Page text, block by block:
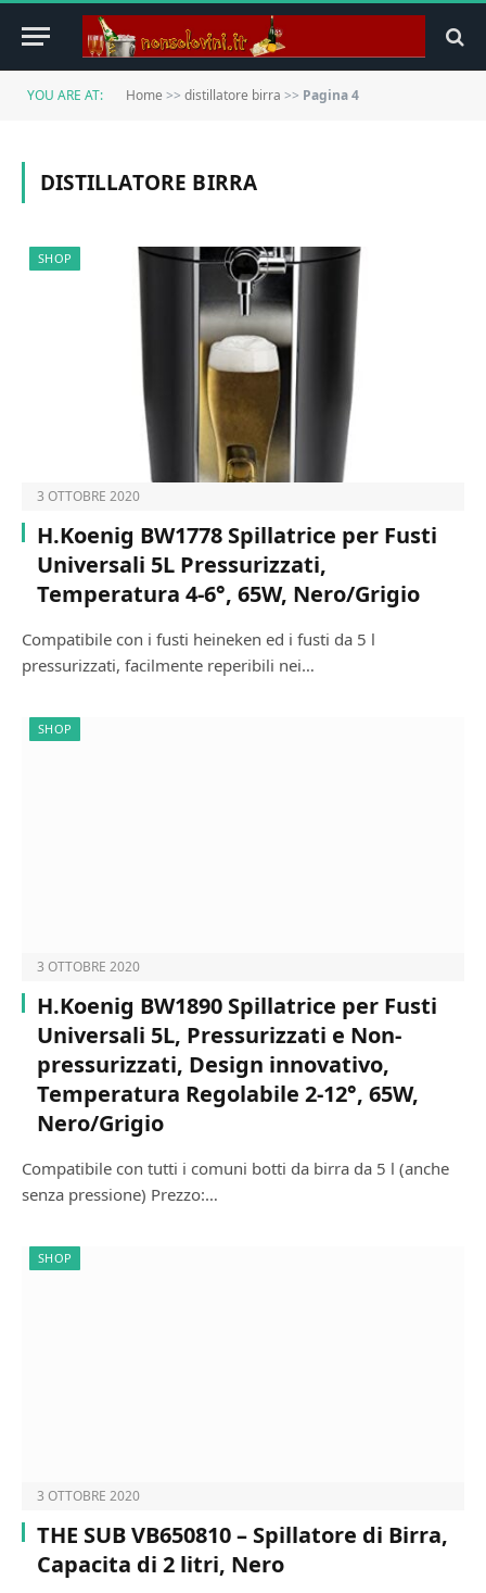
YOU ARE AT: Home >> distillatore birra >> Pagina 4
DISTILLATORE BIRRA
SHOP
3 OTTOBRE 2020
H.Koenig BW1778 Spillatrice per Fusti
Universali 5L Pressurizzati,
Temperatura 4-6°, 65W, Nero/Grigio
Compatibile con i fusti heineken ed i fusti da 5 l
pressurizzati, facilmente reperibili nei…
SHOP
3 OTTOBRE 2020
H.Koenig BW1890 Spillatrice per Fusti
Universali 5L, Pressurizzati e Non-
pressurizzati, Design innovativo,
Temperatura Regolabile 2-12°, 65W,
Nero/Grigio
Compatibile con tutti i comuni botti da birra da 5 l (anche
senza pressione) Prezzo:…
SHOP
3 OTTOBRE 2020
THE SUB VB650810 – Spillatore di Birra,
Capacita di 2 litri, Nero